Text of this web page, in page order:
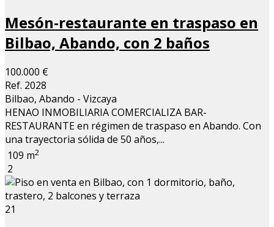
Mesón-restaurante en traspaso en
Bilbao, Abando, con 2 baños
100.000 €
Ref. 2028
Bilbao, Abando - Vizcaya
HENAO INMOBILIARIA COMERCIALIZA BAR-
RESTAURANTE en régimen de traspaso en Abando. Con
una trayectoria sólida de 50 años,...
109 m2
2
21